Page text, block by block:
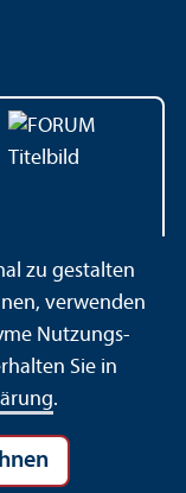
Barrierefreiheit
Sitemap
Notfälle
zu gestalten
verwenden
Nutzungs­
Sie in
.